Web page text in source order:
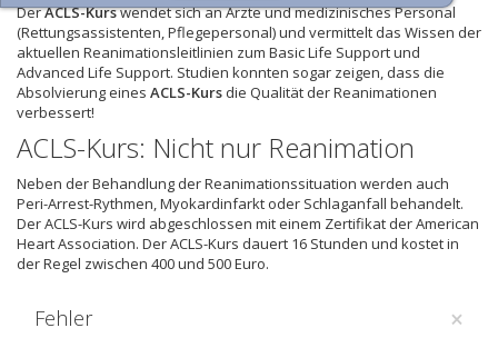
DerACLS-Kurswendet sich an Ärzte und medizinisches Personal
(Rettungsassistenten, Pflegepersonal) und vermittelt das Wissen der
aktuellen Reanimationsleitlinien zum Basic Life Support und
Advanced Life Support. Studien konnten sogar zeigen, dass die
Absolvierung eines ACLS-Kurs die Qualität der Reanimationen
verbessert!
ACLS-Kurs: Nicht nur Reanimation
Neben der Behandlung der Reanimationssituation werden auch
Peri-Arrest-Rythmen, Myokardinfarkt oder Schlaganfall behandelt.
Der ACLS-Kurs wird abgeschlossen mit einem Zertifikat der American
Heart Association. Der ACLS-Kurs dauert 16 Stunden und kostet in
der Regel zwischen 400 und 500 Euro.
×
Fehler